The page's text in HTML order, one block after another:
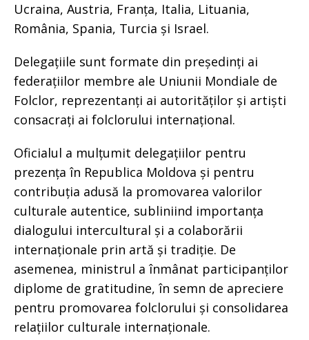
Ucraina, Austria, Franța, Italia, Lituania,
România, Spania, Turcia și Israel.
Delegațiile sunt formate din președinți ai
federațiilor membre ale Uniunii Mondiale de
Folclor, reprezentanți ai autorităților și artiști
consacrați ai folclorului internațional.
Oficialul a mulțumit delegațiilor pentru
prezența în Republica Moldova și pentru
contribuția adusă la promovarea valorilor
culturale autentice, subliniind importanța
dialogului intercultural și a colaborării
internaționale prin artă și tradiție. De
asemenea, ministrul a înmânat participanților
diplome de gratitudine, în semn de apreciere
pentru promovarea folclorului și consolidarea
relațiilor culturale internaționale.